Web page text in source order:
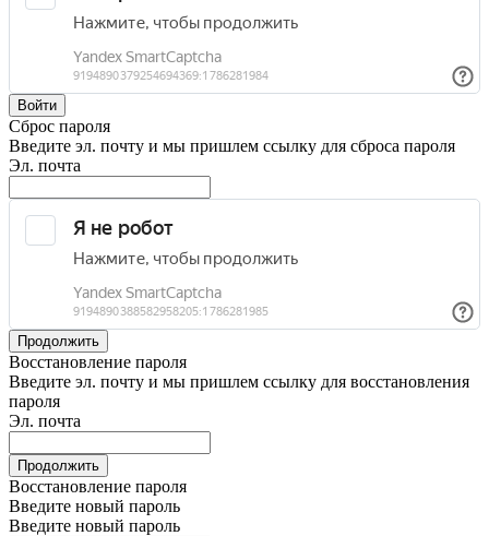
Войти
Сброс пароля
Введите эл. почту и мы пришлем ссылку для сброса пароля
Эл. почта
Продолжить
Восстановление пароля
Введите эл. почту и мы пришлем ссылку для восстановления
пароля
Эл. почта
Продолжить
Восстановление пароля
Введите новый пароль
Введите новый пароль